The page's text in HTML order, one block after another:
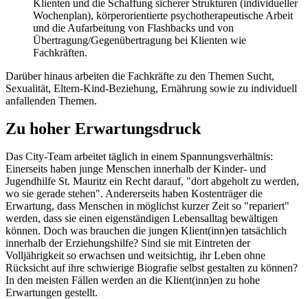
Klienten und die Schaffung sicherer Strukturen (individueller
Wochenplan), körperorientierte psychotherapeutische Arbeit
und die Aufarbeitung von Flashbacks und von
Übertragung/Gegenübertragung bei Klienten wie
Fachkräften.
Darüber hinaus arbeiten die Fachkräfte zu den Themen Sucht,
Sexualität, Eltern-Kind-Beziehung, Ernährung sowie zu individuell
anfallenden Themen.
Zu hoher Erwartungsdruck
Das City-Team arbeitet täglich in einem Spannungsverhältnis:
Einerseits haben junge Menschen innerhalb der Kinder- und
Jugendhilfe St. Mauritz ein Recht darauf, "dort abgeholt zu werden,
wo sie gerade stehen". Andererseits haben Kostenträger die
Erwartung, dass Menschen in möglichst kurzer Zeit so "repariert"
werden, dass sie einen eigenständigen Lebensalltag bewältigen
können. Doch was brauchen die jungen Klien­t(inn)en tatsächlich
innerhalb der Erziehungshilfe? Sind sie mit Eintreten der
Volljährigkeit so erwachsen und weitsichtig, ihr Leben ohne
Rücksicht auf ihre schwierige Biografie selbst gestalten zu können?
In den meisten Fällen werden an die Klien­t(inn)en zu hohe
Erwartungen ge­stellt.